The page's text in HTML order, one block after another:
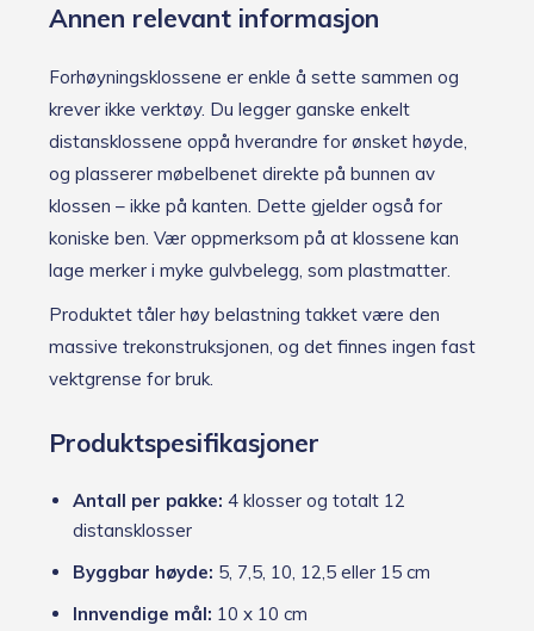
Annen relevant informasjon
Forhøyningsklossene er enkle å sette sammen og
krever ikke verktøy. Du legger ganske enkelt
distansklossene oppå hverandre for ønsket høyde,
og plasserer møbelbenet direkte på bunnen av
klossen – ikke på kanten. Dette gjelder også for
koniske ben. Vær oppmerksom på at klossene kan
lage merker i myke gulvbelegg, som plastmatter.
Produktet tåler høy belastning takket være den
massive trekonstruksjonen, og det finnes ingen fast
vektgrense for bruk.
Produktspesifikasjoner
Antall per pakke: 4 klosser og totalt 12
distansklosser
Byggbar høyde: 5, 7,5, 10, 12,5 eller 15 cm
Innvendige mål: 10 x 10 cm